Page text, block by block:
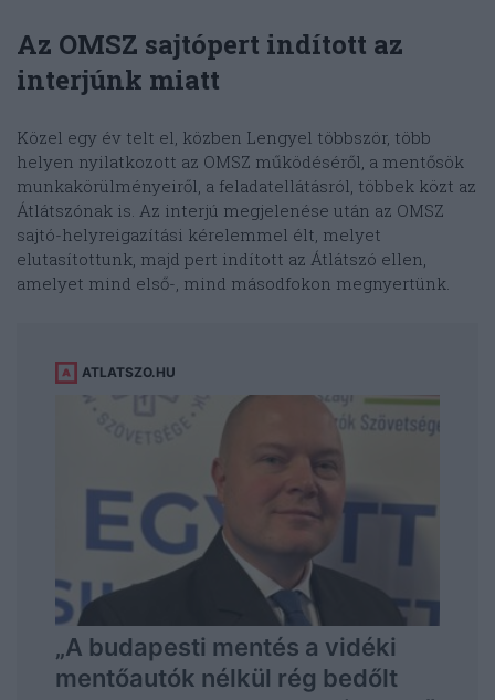
Az OMSZ sajtópert indított az
interjúnk miatt
Közel egy év telt el, közben Lengyel többször, több
helyen nyilatkozott az OMSZ működéséről, a mentősök
munkakörülményeiről, a feladatellátásról, többek közt az
Átlátszónak is. Az interjú megjelenése után az OMSZ
sajtó-helyreigazítási kérelemmel élt, melyet
elutasítottunk, majd pert indított az Átlátszó ellen,
amelyet mind első-, mind másodfokon megnyertünk.